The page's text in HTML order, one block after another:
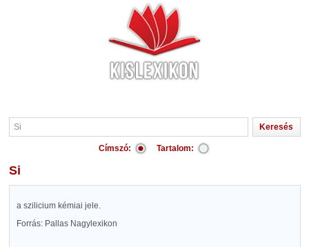
Címszó: Tartalom:
Si
a szilicium kémiai jele.
Forrás: Pallas Nagylexikon